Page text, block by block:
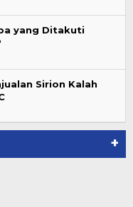
yang Ditakuti
Sirion Kalah
+
Hasil
Wabup Te…